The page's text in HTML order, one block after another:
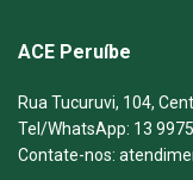
ACE Peruíbe
Rua Tucuruvi, 104,
Tel/WhatsApp: 13
Contate-nos: